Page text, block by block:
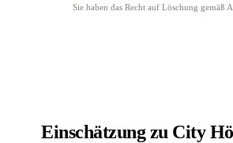
Sie haben das Recht auf Löschung
Einschätzung zu City